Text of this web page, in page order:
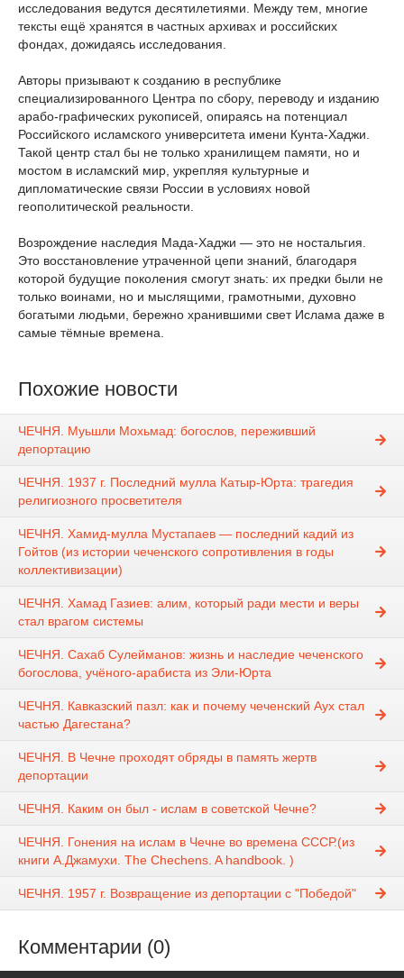
исследования ведутся десятилетиями. Между тем, многие
тексты ещё хранятся в частных архивах и российских
фондах, дожидаясь исследования.
Авторы призывают к созданию в республике
специализированного Центра по сбору, переводу и изданию
арабо-графических рукописей, опираясь на потенциал
Российского исламского университета имени Кунта-Хаджи.
Такой центр стал бы не только хранилищем памяти, но и
мостом в исламский мир, укрепляя культурные и
дипломатические связи России в условиях новой
геополитической реальности.
Возрождение наследия Мада-Хаджи — это не ностальгия.
Это восстановление утраченной цепи знаний, благодаря
которой будущие поколения смогут знать: их предки были не
только воинами, но и мыслящими, грамотными, духовно
богатыми людьми, бережно хранившими свет Ислама даже в
самые тёмные времена.
Похожие новости
ЧЕЧНЯ. Муьшли Мохьмад: богослов, переживший
депортацию
ЧЕЧНЯ. 1937 г. Последний мулла Катыр-Юрта: трагедия
религиозного просветителя
ЧЕЧНЯ. Хамид-мулла Мустапаев — последний кадий из
Гойтов (из истории чеченского сопротивления в годы
коллективизации)
ЧЕЧНЯ. Хамад Газиев: алим, который ради мести и веры
стал врагом системы
ЧЕЧНЯ. Сахаб Сулейманов: жизнь и наследие чеченского
богослова, учёного-арабиста из Эли-Юрта
ЧЕЧНЯ. Кавказский пазл: как и почему чеченский Аух стал
частью Дагестана?
ЧЕЧНЯ. В Чечне проходят обряды в память жертв
депортации
ЧЕЧНЯ. Каким он был - ислам в советской Чечне?
ЧЕЧНЯ. Гонения на ислам в Чечне во времена СССР.(из
книги А.Джамухи. The Chechens. A handbook. )
ЧЕЧНЯ. 1957 г. Возвращение из депортации с "Победой"
Комментарии (0)